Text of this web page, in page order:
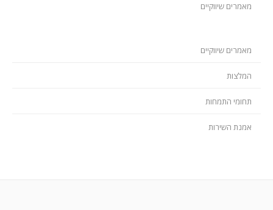
מאמרים שיווקיים
מאמרים שיווקיים
המלצות
תחומי התמחות
אמנת השירות